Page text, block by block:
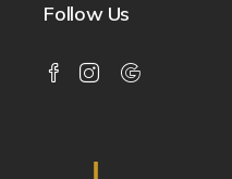
Follow Us